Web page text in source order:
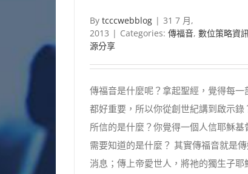
By tcccwebblog | 31 7 月,
2013 | Categories: 傳福音, 數位策略資訊
源分享
傳福音是什麼呢？拿起聖經，覺得每一
都好重要，所以你從創世紀講到啟示錄
所信的是什麼？你覺得一個人信耶穌基
需要知道的是什麼？ 其實傳福音就是
消息；傳上帝愛世人，將祂的獨生子耶